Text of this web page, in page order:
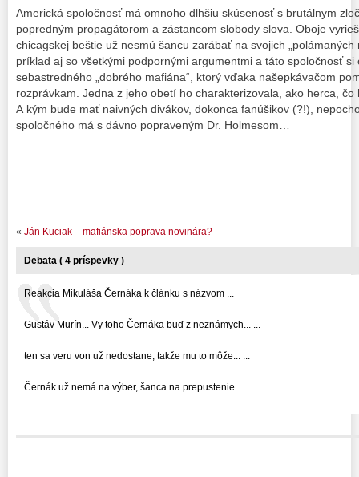
Americká spoločnosť má omnoho dlhšiu skúsenosť s brutálnym
popredným propagátorom a zástancom slobody slova. Oboje
chicagskej beštie už nesmú šancu zarábať na svojich „polámaných
príklad aj so všetkými podpornými argumentmi a táto spoločnosť
sebastredného „dobrého mafiána“, ktorý vďaka našepkávačom
rozprávkam. Jedna z jeho obetí ho charakterizovala, ako herca,
A kým bude mať naivných divákov, dokonca fanúšikov (?!),
spoločného má s dávno popraveným Dr. Holmesom…
« Ján Kuciak – mafiánska poprava novinára?
Debata ( 4 príspevky )
Reakcia Mikuláša Černáka k článku s názvom ...
Gustáv Murín... Vy toho Černáka buď z neznámych... ...
ten sa veru von už nedostane, takže mu to môže... ...
Černák už nemá na výber, šanca na prepustenie... ...